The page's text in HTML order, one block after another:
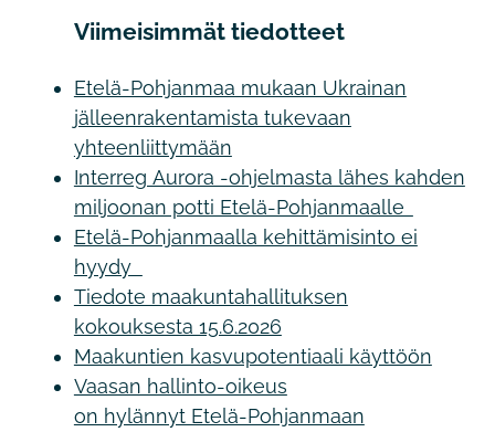
Viimeisimmät tiedotteet
Etelä-Pohjanmaa mukaan Ukrainan
jälleenrakentamista tukevaan
yhteenliittymään
Interreg Aurora -ohjelmasta lähes kahden
miljoonan potti Etelä-Pohjanmaalle
Etelä-Pohjanmaalla kehittämisinto ei
hyydy
Tiedote maakuntahallituksen
kokouksesta 15.6.2026
Maakuntien kasvupotentiaali käyttöön
Vaasan hallinto-oikeus
on hylännyt Etelä-Pohjanmaan